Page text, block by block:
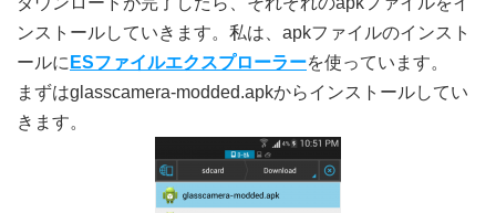
ンストールしていきます。私は、apkファイルのインスト
ールに ESファイルエクスプローラーを使っています。
まずはglasscamera-modded.apkからインストールしてい
きます。